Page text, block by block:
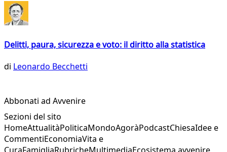
Delitti, paura, sicurezza e voto: il diritto alla statistica
di Leonardo Becchetti
Abbonati ad Avvenire
Sezioni del sito
HomeAttualitàPoliticaMondoAgoràPodcastChiesaIdee e
CommentiEconomiaVita e